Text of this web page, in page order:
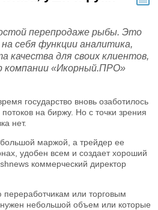
перепродаже рыбы. Это
себя функции аналитика,
качества для своих клиентов,
компании «Икорный.ПРО»
государство вновь озаботилось
на биржу. Но с точки зрения
нет.
маржой, а трейдер ее
удобен всем и создает хороший
коммерческий директор
или торговым
небольшой объем или которые